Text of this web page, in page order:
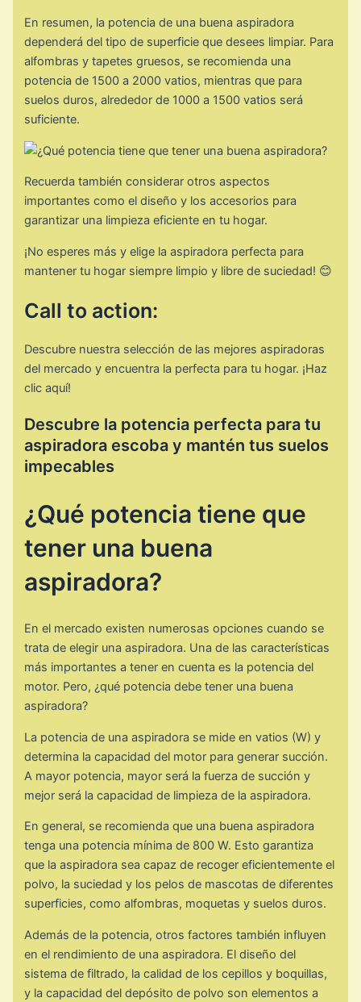
En resumen, la potencia de una buena aspiradora
dependerá del tipo de superficie que desees limpiar. Para
alfombras y tapetes gruesos, se recomienda una
potencia de 1500 a 2000 vatios, mientras que para
suelos duros, alrededor de 1000 a 1500 vatios será
suficiente.
Recuerda también considerar otros aspectos
importantes como el diseño y los accesorios para
garantizar una limpieza eficiente en tu hogar.
¡No esperes más y elige la aspiradora perfecta para
mantener tu hogar siempre limpio y libre de suciedad! 😊
Call to action:
Descubre nuestra selección de las mejores aspiradoras
del mercado y encuentra la perfecta para tu hogar. ¡Haz
clic aquí!
Descubre la potencia perfecta para tu
aspiradora escoba y mantén tus suelos
impecables
¿Qué potencia tiene que
tener una buena
aspiradora?
En el mercado existen numerosas opciones cuando se
trata de elegir una aspiradora. Una de las características
más importantes a tener en cuenta es la potencia del
motor. Pero, ¿qué potencia debe tener una buena
aspiradora?
La potencia de una aspiradora se mide en vatios (W) y
determina la capacidad del motor para generar succión.
A mayor potencia, mayor será la fuerza de succión y
mejor será la capacidad de limpieza de la aspiradora.
En general, se recomienda que una buena aspiradora
tenga una potencia mínima de 800 W. Esto garantiza
que la aspiradora sea capaz de recoger eficientemente el
polvo, la suciedad y los pelos de mascotas de diferentes
superficies, como alfombras, moquetas y suelos duros.
Además de la potencia, otros factores también influyen
en el rendimiento de una aspiradora. El diseño del
sistema de filtrado, la calidad de los cepillos y boquillas,
y la capacidad del depósito de polvo son elementos a